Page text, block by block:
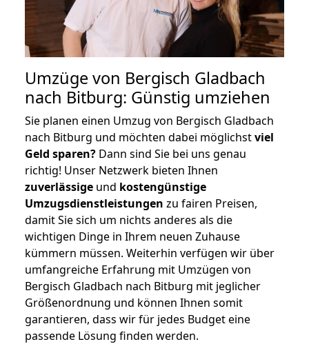
Umzüge von Bergisch Gladbach
nach Bitburg: Günstig umziehen
Sie planen einen Umzug von Bergisch Gladbach
nach Bitburg und möchten dabei möglichstviel
Geld sparen? Dann sind Sie bei uns genau
richtig! Unser Netzwerk bieten Ihnen
zuverlässige und kostengünstige
Umzugsdienstleistungen zu fairen Preisen,
damit Sie sich um nichts anderes als die
wichtigen Dinge in Ihrem neuen Zuhause
kümmern müssen. Weiterhin verfügen wir über
umfangreiche Erfahrung mit Umzügen von
Bergisch Gladbach nach Bitburg mit jeglicher
Größenordnung und können Ihnen somit
garantieren, dass wir für jedes Budget eine
passende Lösung finden werden.